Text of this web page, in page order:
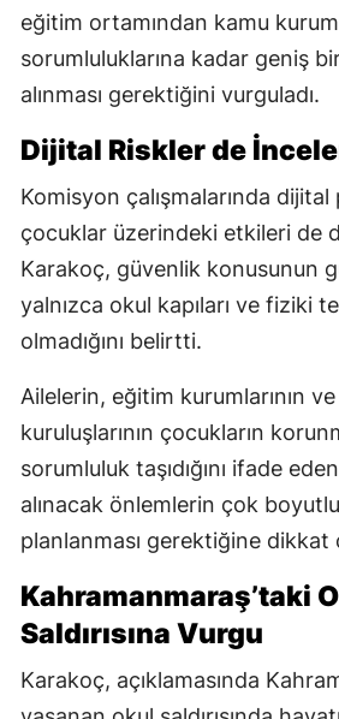
eğitim ortamından kamu
sorumluluklarına kadar geniş
alınması gerektiğini vurguladı.
Dijital Riskler de
Komisyon çalışmalarında
çocuklar üzerindeki etkileri de
Karakoç, güvenlik konusunun
yalnızca okul kapıları ve fiziki
olmadığını belirtti.
Ailelerin, eğitim kurumlarının
kuruluşlarının çocukların
sorumluluk taşıdığını ifade
alınacak önlemlerin çok
planlanması gerektiğine dikkat
Kahramanmaraş’taki
Saldırısına Vurgu
Karakoç, açıklamasında